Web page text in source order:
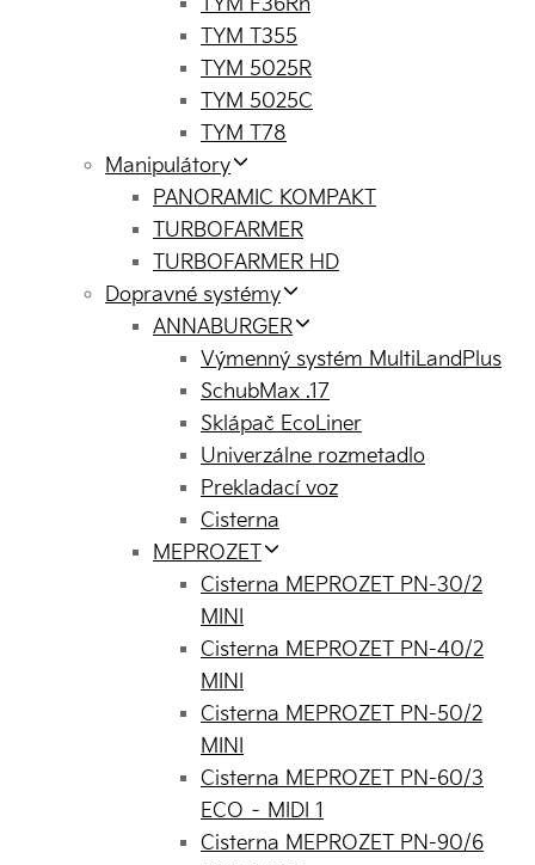
TYM T355
TYM 5025R
TYM 5025C
TYM T78
Manipulátory
PANORAMIC KOMPAKT
TURBOFARMER
TURBOFARMER HD
Dopravné systémy
ANNABURGER
Výmenný systém MultiLandPlus
SchubMax .17
Sklápač EcoLiner
Univerzálne rozmetadlo
Prekladací voz
Cisterna
MEPROZET
Cisterna MEPROZET PN-30/2
MINI
Cisterna MEPROZET PN-40/2
MINI
Cisterna MEPROZET PN-50/2
MINI
Cisterna MEPROZET PN-60/3
ECO – MIDI 1
Cisterna MEPROZET PN-90/6